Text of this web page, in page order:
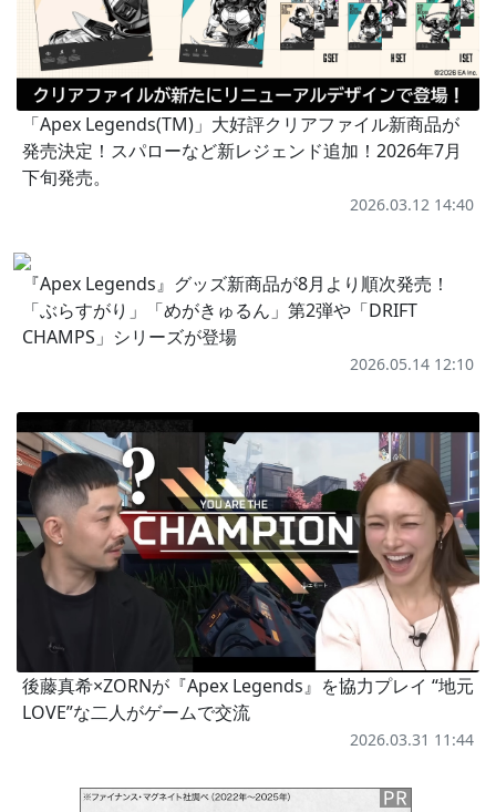
「Apex Legends(TM)」大好評クリアファイル新商品が
発売決定！スパローなど新レジェンド追加！2026年7月
下旬発売。
2026.03.12 14:40
『Apex Legends』グッズ新商品が8月より順次発売！
「ぶらすがり」「めがきゅるん」第2弾や「DRIFT
CHAMPS」シリーズが登場
2026.05.14 12:10
後藤真希×ZORNが『Apex Legends』を協力プレイ “地元
LOVE”な二人がゲームで交流
2026.03.31 11:44